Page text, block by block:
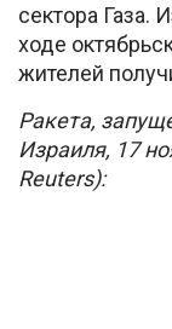
сектора Газа.
ходе
жителей
Ракета,
Израиля, 17
Reuters):